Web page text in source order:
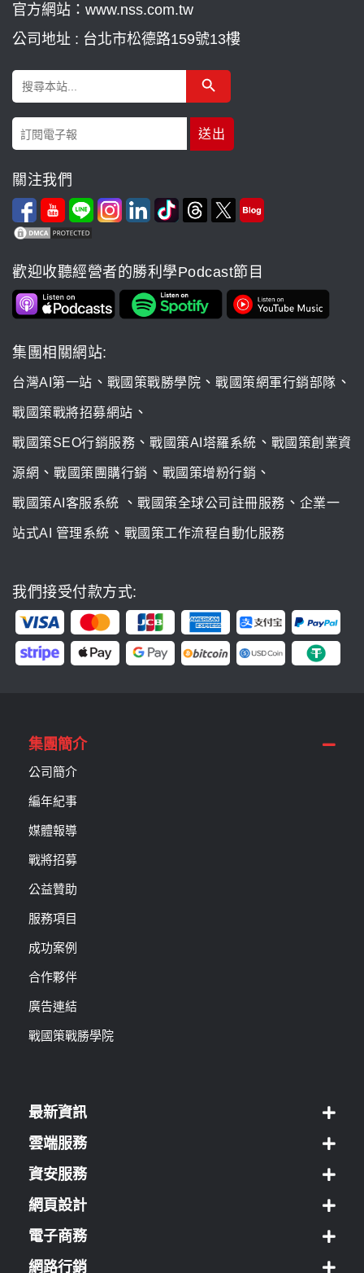
官方網站：www.nss.com.tw
公司地址 : 台北市松德路159號13樓
Search
for:
Search Button
關注我們
歡迎收聽經營者的勝利學Podcast節目
集團相關網站:
台灣AI第一站 、 戰國策戰勝學院 、 戰國策網軍行銷部隊 、
戰國策戰將招募網站 、
戰國策SEO行銷服務 、 戰國策AI塔羅系統 、 戰國策創業資
源網 、 戰國策團購行銷 、 戰國策增粉行銷 、
戰國策AI客服系統 、 戰國策全球公司註冊服務 、 企業一
站式AI 管理系統 、 戰國策工作流程自動化服務
我們接受付款方式:
集團簡介
公司簡介
編年紀事
媒體報導
戰將招募
公益贊助
服務項目
成功案例
合作夥伴
廣告連結
戰國策戰勝學院
最新資訊
雲端服務
資安服務
網頁設計
電子商務
網路行銷